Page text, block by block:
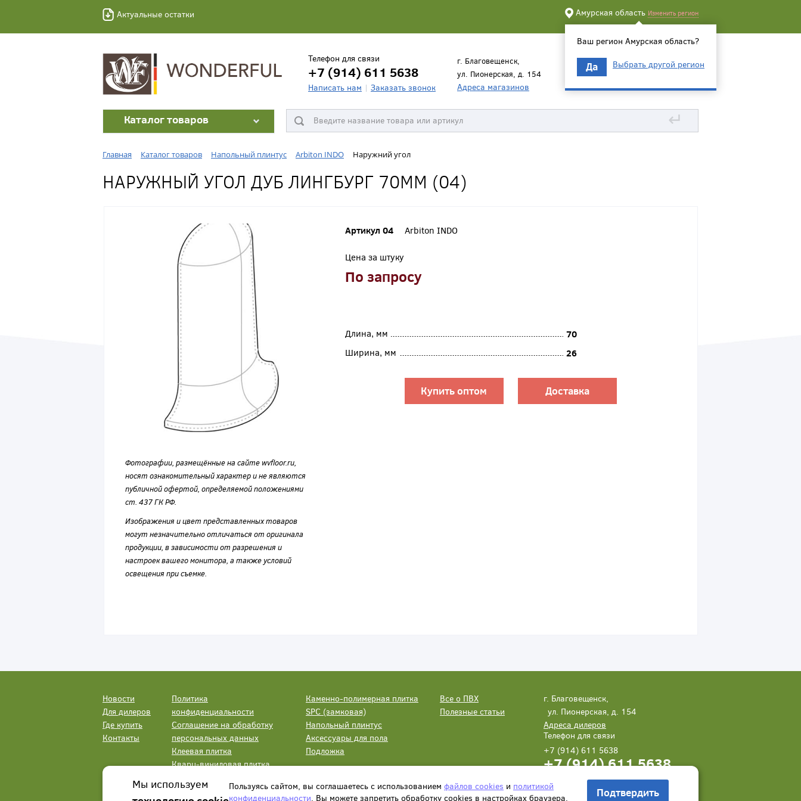
Актуальные остатки Амурская область Изменить регион
Ваш регион Амурская область?
Да Выбрать другой регион
Телефон для связи
+7 (914) 611 5638
Написать нам Заказать звонок
г. Благовещенск,
ул. Пионерская, д. 154
Адреса магазинов
Каталог товаров ↵
Главная Каталог товаров Напольный плинтус Arbiton INDO Наружний угол
НАРУЖНЫЙ УГОЛ ДУБ ЛИНГБУРГ 70ММ (04)
Фотографии, размещённые на сайте wvfloor.ru,
носят ознакомительный характер и не являются
публичной офертой, определяемой положениями
ст. 437 ГК РФ.
Изображения и цвет представленных товаров
могут незначительно отличаться от оригинала
продукции, в зависимости от разрешения и
настроек вашего монитора, а также условий
освещения при съемке.
Артикул 04 Arbiton INDO
Цена за штуку
По запросу
Длина, мм
70
Ширина, мм
26
Купить оптом Доставка
Новости
Для дилеров
Где купить
Контакты
Политика
конфиденциальности
Соглашение на обработку
персональных данных
Клеевая плитка
Кварц-виниловая плитка
Каменно-полимерная плитка
SPC (замковая)
Напольный плинтус
Аксессуары для пола
Подложка
Все о ПВХ
Полезные статьи
г. Благовещенск,
ул. Пионерская, д. 154
Адреса дилеров
Телефон для связи
+7 (914) 611 5638
+7 (914) 611 5638
Написать нам Заказать звонок
Мы используем
Пользуясь сайтом, вы соглашаетесь с использованием файлов cookies и политикой
конфиденциальности. Вы можете запретить обработку сookies в настройках браузера. Подтвердить